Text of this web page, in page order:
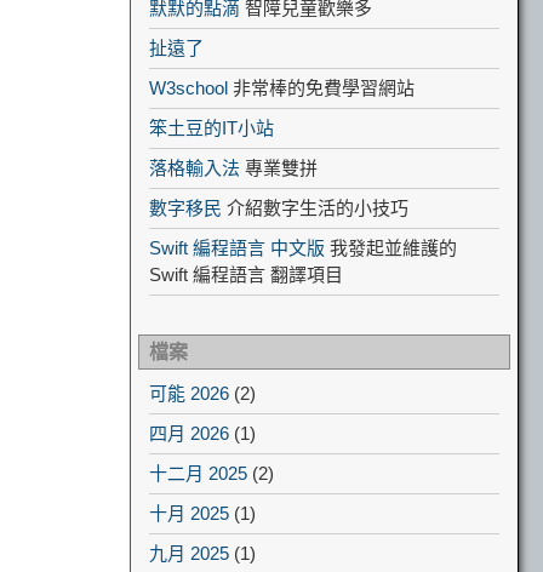
默默的點滴 智障兒童歡樂多
扯遠了
W3school 非常棒的免費學習網站
笨土豆的IT小站
落格輸入法 專業雙拼
數字移民 介紹數字生活的小技巧
Swift 編程語言 中文版 我發起並維護的
Swift 編程語言 翻譯項目
檔案
可能 2026 (2)
四月 2026 (1)
十二月 2025 (2)
十月 2025 (1)
九月 2025 (1)